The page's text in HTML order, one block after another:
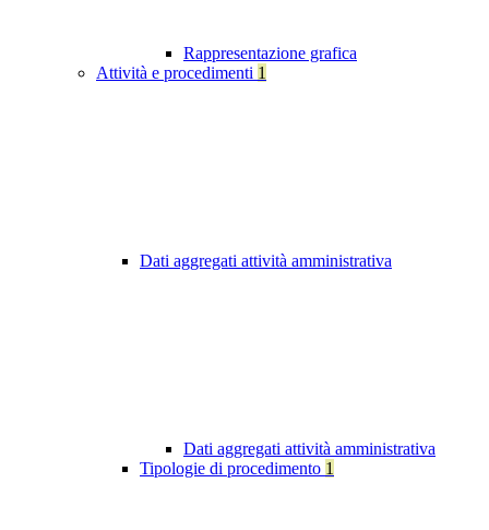
Rappresentazione grafica
Attività e procedimenti 1
Dati aggregati attività amministrativa
Dati aggregati attività amministrativa
Tipologie di procedimento 1